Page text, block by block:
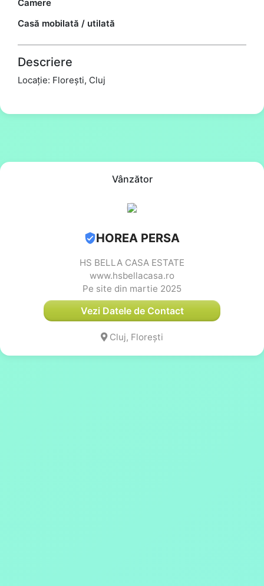
Camere
Casă mobilată / utilată
Descriere
Locație: Florești, Cluj
Vânzător
HOREA PERSA
HS BELLA CASA ESTATE
www.hsbellacasa.ro
Pe site din martie 2025
Vezi Datele de Contact
Cluj, Florești